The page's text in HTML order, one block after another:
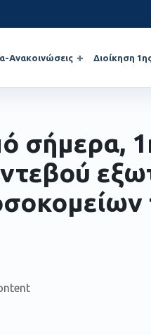
Ανακοινώσεις Διοίκηση
σήμερα,